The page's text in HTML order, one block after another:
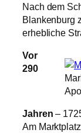
Nach dem
Blankenburg
erhebliche
Vor
290
Jahren –
Am